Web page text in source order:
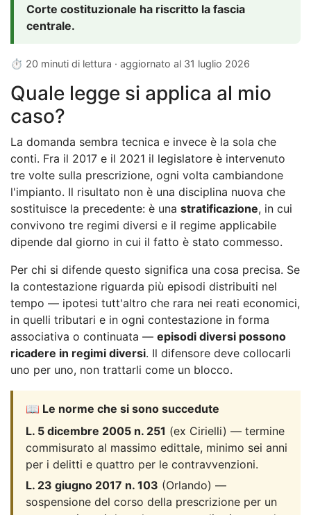
Corte costituzionale ha riscritto la fascia
centrale.
⏱ 20 minuti di lettura · aggiornato al 31 luglio 2026
Quale legge si applica al mio
caso?
La domanda sembra tecnica e invece è la sola che
conti. Fra il 2017 e il 2021 il legislatore è intervenuto
tre volte sulla prescrizione, ogni volta cambiandone
l'impianto. Il risultato non è una disciplina nuova che
sostituisce la precedente: è una stratificazione, in cui
convivono tre regimi diversi e il regime applicabile
dipende dal giorno in cui il fatto è stato commesso.
Per chi si difende questo significa una cosa precisa. Se
la contestazione riguarda più episodi distribuiti nel
tempo — ipotesi tutt'altro che rara nei reati economici,
in quelli tributari e in ogni contestazione in forma
associativa o continuata — episodi diversi possono
ricadere in regimi diversi. Il difensore deve collocarli
uno per uno, non trattarli come un blocco.
📖 Le norme che si sono succedute
L. 5 dicembre 2005 n. 251 (ex Cirielli) — termine
commisurato al massimo edittale, minimo sei anni
per i delitti e quattro per le contravvenzioni.
L. 23 giugno 2017 n. 103 (Orlando) —
sospensione del corso della prescrizione per un